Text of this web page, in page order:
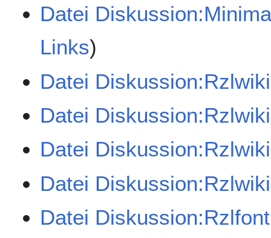
Datei
Links)
Datei
Datei
Datei
Datei
Datei